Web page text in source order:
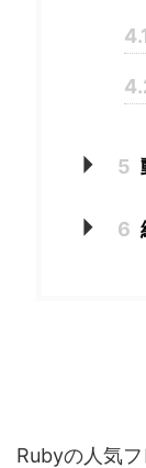
5
6
Rubyの人気